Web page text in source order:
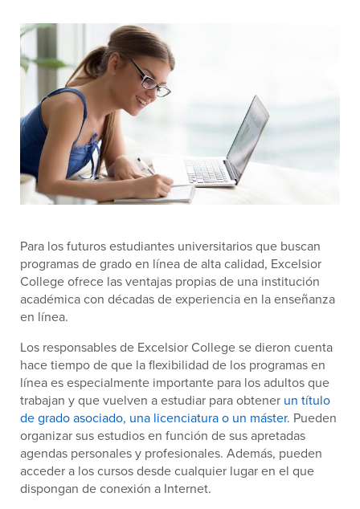
Para los futuros estudiantes universitarios que buscan
programas de grado en línea de alta calidad, Excelsior
College ofrece las ventajas propias de una institución
académica con décadas de experiencia en la enseñanza
en línea.
Los responsables de Excelsior College se dieron cuenta
hace tiempo de que la flexibilidad de los programas en
línea es especialmente importante para los adultos que
trabajan y que vuelven a estudiar para obtener un título
de grado asociado, una licenciatura o un máster. Pueden
organizar sus estudios en función de sus apretadas
agendas personales y profesionales. Además, pueden
acceder a los cursos desde cualquier lugar en el que
dispongan de conexión a Internet.